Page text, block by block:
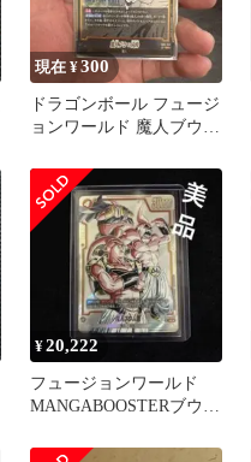
現在 ¥300
ドラゴンボール フュージ
ョンワールド 魔人ブウ：
¥20,222
フュージョンワールド
MANGABOOSTERブウ悪